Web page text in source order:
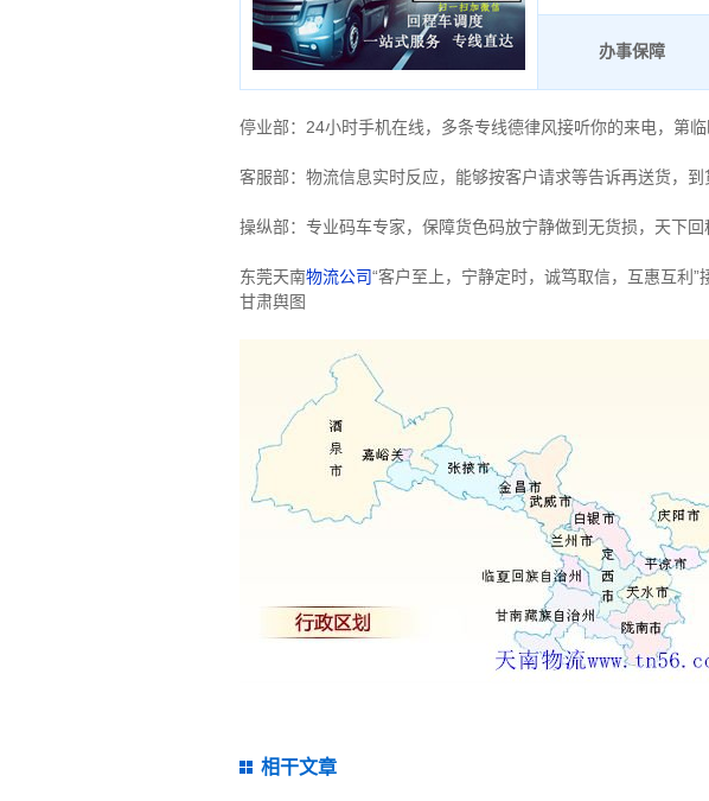
办事保障
停业部：24小时手机在线，多条专线德律风接听你的来电，第临
客服部：物流信息实时反应，能够按客户请求等告诉再送货，
操纵部：专业码车专家，保障货色码放宁静做到无货损，天下
东莞天南物流公司“客户至上，宁静定时，诚笃取信，互惠互利”
甘肃舆图
相干文章